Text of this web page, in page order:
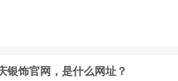
银饰官网，是什么网址？